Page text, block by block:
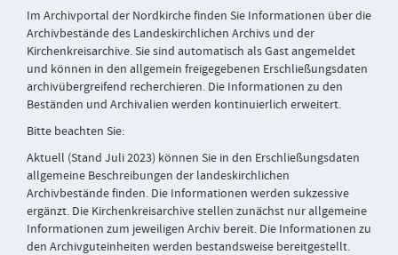
Im Archivportal der Nordkirche finden Sie Informationen über die
Archivbestände des Landeskirchlichen Archivs und der
Kirchenkreisarchive. Sie sind automatisch als Gast angemeldet
und können in den allgemein freigegebenen Erschließungsdaten
archivübergreifend recherchieren. Die Informationen zu den
Beständen und Archivalien werden kontinuierlich erweitert.
Bitte beachten Sie:
Aktuell (Stand Juli 2023) können Sie in den Erschließungsdaten
allgemeine Beschreibungen der landeskirchlichen
Archivbestände finden. Die Informationen werden sukzessive
ergänzt. Die Kirchenkreisarchive stellen zunächst nur allgemeine
Informationen zum jeweiligen Archiv bereit. Die Informationen zu
den Archivguteinheiten werden bestandsweise bereitgestellt.